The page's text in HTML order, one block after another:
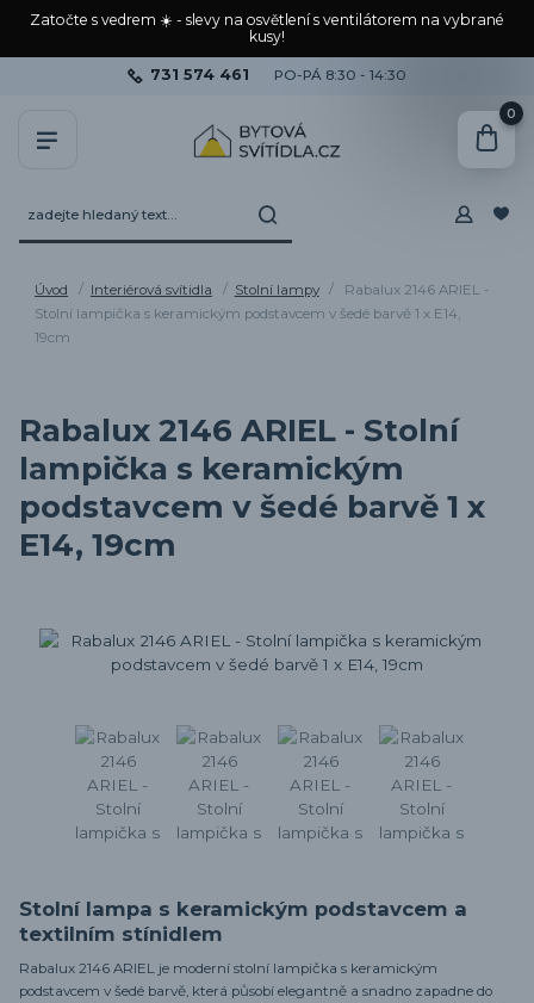
Zatočte s vedrem ☀️ - slevy na osvětlení s ventilátorem na vybrané
kusy!
731 574 461 PO-PÁ 8:30 - 14:30
0
Úvod Interiérová svítidla Stolní lampy
Rabalux 2146 ARIEL -
Stolní lampička s keramickým podstavcem v šedé barvě 1 x E14,
19cm
Rabalux 2146 ARIEL - Stolní
lampička s keramickým
podstavcem v šedé barvě 1 x
E14, 19cm
Stolní lampa s keramickým podstavcem a
textilním stínidlem
Rabalux 2146 ARIEL je moderní stolní lampička s keramickým
podstavcem v šedé barvě, která působí elegantně a snadno zapadne do